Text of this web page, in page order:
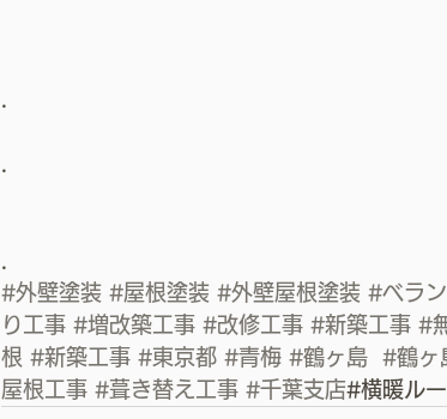
#外壁塗装 #屋根塗装 #外壁屋根塗装 #ベラ
り工事 #増改築工事 #改修工事 #新築工事 #
根 #新築工事 #東京都 #青梅 #鶴ヶ島 #鶴ヶ
屋根工事 #葺き替え工事 #千葉支店#横暖ル